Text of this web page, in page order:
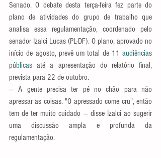
Senado. O debate desta terça-feira fez parte do
plano de atividades do grupo de trabalho que
analisa essa regulamentação, coordenado pelo
senador Izalci Lucas (PL-DF). O plano, aprovado no
início de agosto, prevê um total de 11 audiências
públicas até a apresentação do relatório final,
prevista para 22 de outubro.
— A gente precisa ter pé no chão para não
apressar as coisas. "O apressado come cru", então
tem de ter muito cuidado — disse Izalci ao sugerir
uma discussão ampla e profunda da
regulamentação.